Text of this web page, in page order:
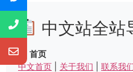
中文站全站
首页
中文首页
关于我们 联系我